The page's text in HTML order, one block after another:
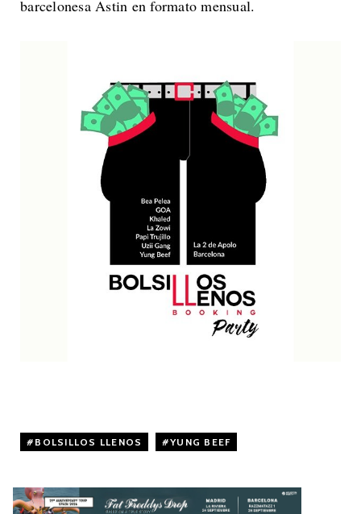
barcelonesa Astin en formato mensual.
BOLSILLOS LLENOS YUNG BEEF